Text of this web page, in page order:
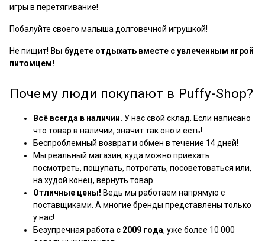
игры в перетягивание!
Побалуйте своего малыша долговечной игрушкой!
Не пищит! Вы будете отдыхать вместе с увлеченным игрой
питомцем!
Почему люди покупают в Puffy-Shop?
Всё всегда в наличии. У нас свой склад. Если написано
что товар в наличии, значит так оно и есть!
Беспроблемный возврат и обмен в течение 14 дней!
Мы реальный магазин, куда можно приехать
посмотреть, пощупать, потрогать, посоветоваться или,
на худой конец, вернуть товар.
Отличные цены! Ведь мы работаем напрямую с
поставщиками. А многие бренды представлены только
у нас!
Безупречная работа с 2009 года, уже более 10 000